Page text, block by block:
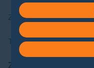
ZDFheute Stories
Themen im Überblick